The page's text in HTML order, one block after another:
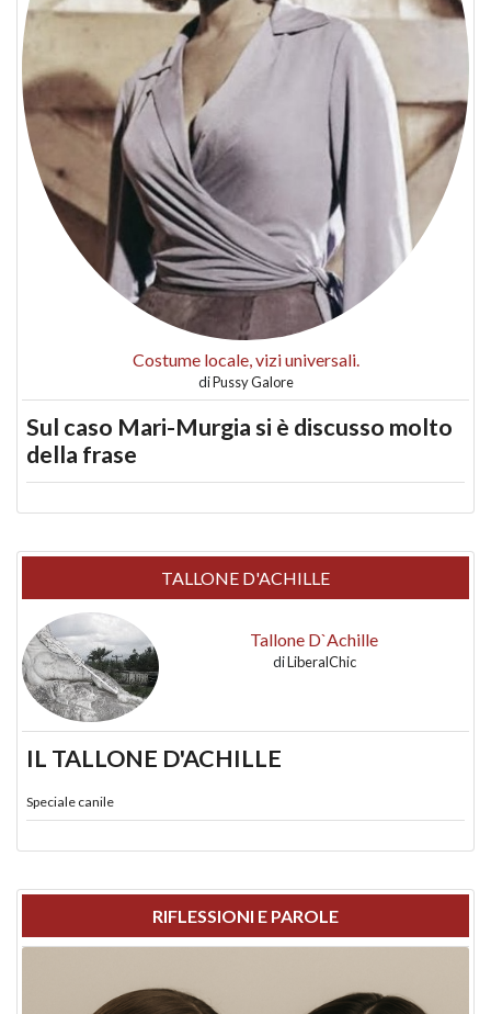
Costume locale, vizi universali.
diPussy Galore
Sul caso Mari-Murgia si è discusso molto
della frase
TALLONE D'ACHILLE
Tallone D`Achille
diLiberalChic
IL TALLONE D'ACHILLE
Speciale canile
RIFLESSIONI E PAROLE